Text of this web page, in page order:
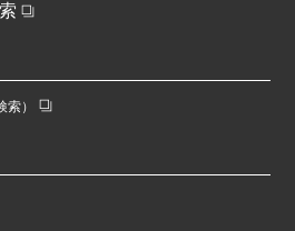
索）